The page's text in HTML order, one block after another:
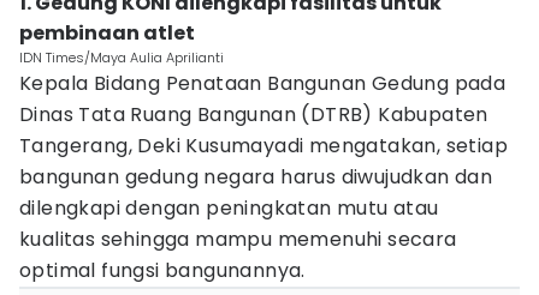
pembinaan atlet
IDN Times/Maya Aulia Aprilianti
Kepala Bidang Penataan Bangunan Gedung pada
Dinas Tata Ruang Bangunan (DTRB) Kabupaten
Tangerang, Deki Kusumayadi mengatakan, setiap
bangunan gedung negara harus diwujudkan dan
dilengkapi dengan peningkatan mutu atau
kualitas sehingga mampu memenuhi secara
optimal fungsi bangunannya.